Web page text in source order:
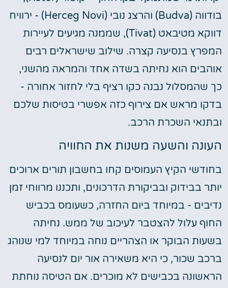
בודווה (Budva) והרצג נובי (Herceg Novi) - ירוויח
דווקא מטיבאט (Tivat), שממנה מגיעים לעיירות
המפרץ בנסיעה קצרה. שילוב שישראלים רבים
אוהבים הוא נחיתה בשדה אחד והמראה מהשני,
כך שהמסלול נבנה כקו רציף בלי לחזור אחורה -
בדקו מראש אם צירוף כזה אפשרי בטיסות שלכם
ובתנאי השכרת הרכב.
העונה והשעה משנות את החוויה
בחודשי הקיץ העמוסים קחו בחשבון תורים ארוכים
יותר בבידוק ובביקורת הדרכונים, ותכננו מרווחי זמן
נדיבים - במיוחד ביום החזרה, כשעומס בכביש
החוף עלול להצטבר לעיכוב של ממש. נחיתה
בשעות הבוקר או הצהריים נוחה במיוחד למי שנוהג
ברכב שכור, כי היא משאירה אור יום לנסיעה
הראשונה בכבישים לא מוכרים. אם הטיסה נוחתת